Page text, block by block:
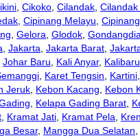
, Cikoko, Cilandak,
, Cipinang Melayu,
, Gelora, Glodok,
, Jakarta, Jakarta Barat,
Johar Baru, Kali Anyar, Kalibaru
, Karet Tengsin, Kartini,
Jeruk, Kebon Kacang, Kebon
, Kelapa Gading Barat,
, Kramat Jati, Kramat Pela,
Besar, Mangga Dua Selatan,